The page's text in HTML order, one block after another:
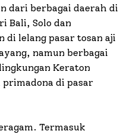
dari berbagai daerah di
Bali, Solo dan
di lelang pasar tosan aji
namun berbagai
Keraton
di pasar
Termasuk